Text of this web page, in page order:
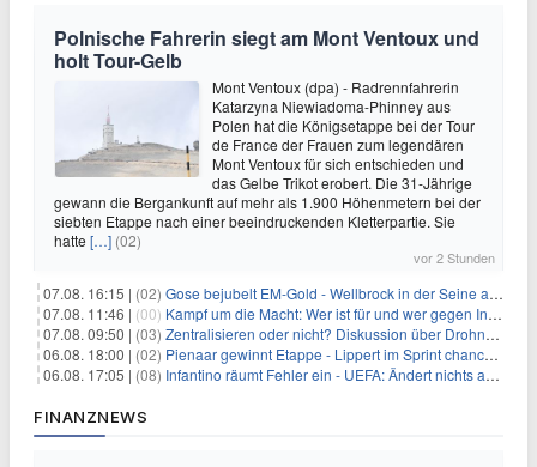
Polnische Fahrerin siegt am Mont Ventoux und
holt Tour-Gelb
Mont Ventoux (dpa) - Radrennfahrerin
Katarzyna Niewiadoma-Phinney aus
Polen hat die Königsetappe bei der Tour
de France der Frauen zum legendären
Mont Ventoux für sich entschieden und
das Gelbe Trikot erobert. Die 31-Jährige
gewann die Bergankunft auf mehr als 1.900 Höhenmetern bei der
siebten Etappe nach einer beeindruckenden Kletterpartie. Sie
hatte […] (02)
vor 2 Stunden
07.08. 16:15 | (02) Gose bejubelt EM-Gold - Wellbrock in der Seine ausgebremst
07.08. 11:46 | (00) Kampf um die Macht: Wer ist für und wer gegen Infantino?
07.08. 09:50 | (03) Zentralisieren oder nicht? Diskussion über Drohnenabwehr
06.08. 18:00 | (02) Pienaar gewinnt Etappe - Lippert im Sprint chancenlos
06.08. 17:05 | (08) Infantino räumt Fehler ein - UEFA: Ändert nichts an Boykott
FINANZNEWS